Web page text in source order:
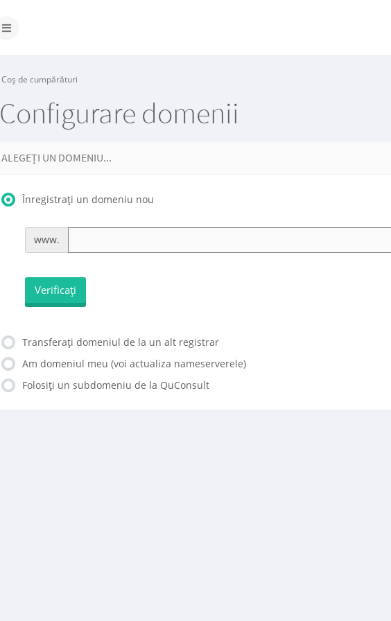
Navigare
Coș de cumpărături
Configurare domenii
ALEGEȚI UN DOMENIU...
Înregistrați un domeniu nou
www.
Verificați
Transferați domeniul de la un alt registrar
Am domeniul meu (voi actualiza nameserverele)
Folosiți un subdomeniu de la QuConsult